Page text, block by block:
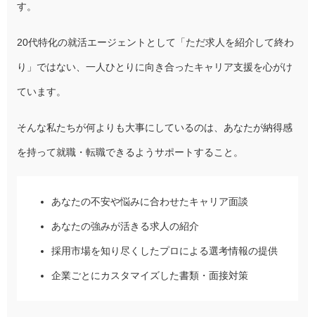
す。
20代特化の就活エージェントとして「ただ求人を紹介して終わ
り」ではない、一人ひとりに向き合ったキャリア支援を心がけ
ています。
そんな私たちが何よりも大事にしているのは、あなたが納得感
を持って就職・転職できるようサポートすること。
あなたの不安や悩みに合わせたキャリア面談
あなたの強みが活きる求人の紹介
採用市場を知り尽くしたプロによる選考情報の提供
企業ごとにカスタマイズした書類・面接対策